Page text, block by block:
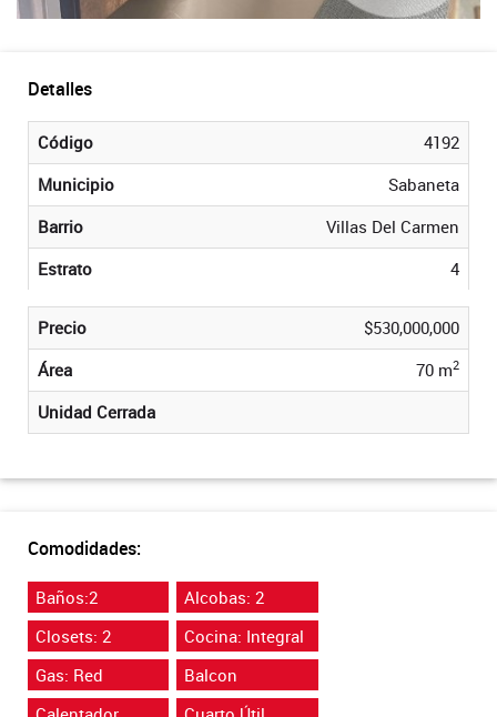
Detalles
Código
4192
Municipio
Sabaneta
Barrio
Villas Del Carmen
Estrato
4
Precio
$530,000,000
Área
70 m2
Unidad Cerrada
Comodidades:
Baños:2
Alcobas: 2
Closets: 2
Cocina: Integral
Gas: Red
Balcon